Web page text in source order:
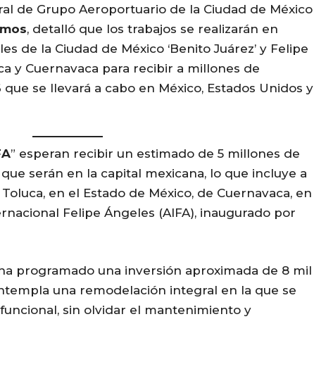
de Grupo Aeroportuario de la Ciudad de México
, detalló que los trabajos se realizarán en
de la Ciudad de México ‘Benito Juárez’ y Felipe
y Cuernavaca para recibir a millones de
se llevará a cabo en México, Estados Unidos y
” esperan recibir un estimado de 5 millones de
serán en la capital mexicana, lo que incluye a
en el Estado de México, de Cuernavaca, en
Felipe Ángeles (AIFA), inaugurado por
programado una inversión aproximada de 8 mil
una remodelación integral en la que se
sin olvidar el mantenimiento y